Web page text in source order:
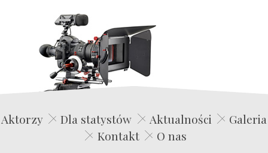
Edwin Film Agencja Aktorska
Aktorzy Dla statystów Aktualności
Galeria
Kontakt
O nas